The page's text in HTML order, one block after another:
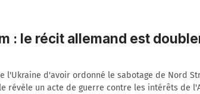
: le récit allemand est
l'Ukraine d'avoir ordonné le sabotage de Nord
révèle un acte de guerre contre les intérêts de